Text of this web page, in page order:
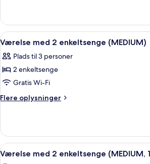
-
udsigt
til
flod
(LOFT)
-
kingsize-
-
udsigt
flod
(LOFT)
Indlæs
alle
billeder
af
Værelse
med
(MEDIUM)
Et
7
Værelse med 2 enkeltsenge (MEDIUM)
Plads til 3 personer
2 enkeltsenge
Gratis Wi-Fi
Flere oplysninger
Flere
med
enkeltsenge
Indlæs
alle
Et
7
Værelse med 2 enkeltsenge (MEDIUM,